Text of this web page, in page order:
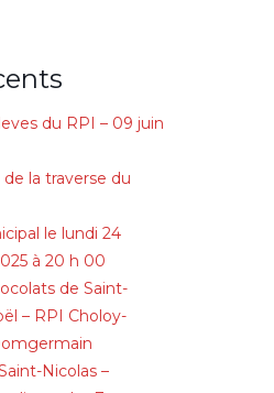
du RPI – 09 juin
la traverse du
le lundi 24
à 20 h 00
de Saint-
– RPI Choloy-
Nicolas –